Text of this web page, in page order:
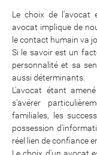
Le choix de l'avocat
avocat implique de
le contact humain va
Si le savoir est un
personnalité et sa
aussi déterminants.
L'avocat étant
s'avérer
familiales, les
possession
réel lien de confiance